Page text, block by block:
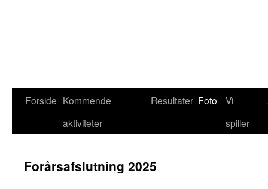
Hop
Forside Kommende
aktiviteter
Resultater Foto
Vi
spiller
Forårsafslutning 2025